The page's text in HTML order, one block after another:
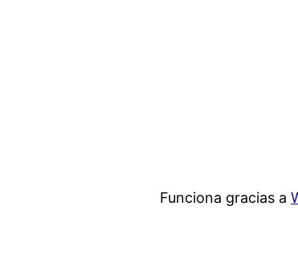
Funciona gracias a